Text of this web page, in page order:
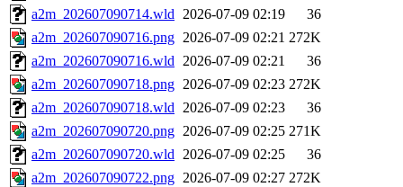
a2m_202607090714.wld 2026-07-09 02:19
36
a2m_202607090716.png 2026-07-09 02:21 272K
a2m_202607090716.wld 2026-07-09 02:21
36
a2m_202607090718.png 2026-07-09 02:23 272K
a2m_202607090718.wld 2026-07-09 02:23
36
a2m_202607090720.png 2026-07-09 02:25 271K
a2m_202607090720.wld 2026-07-09 02:25
36
a2m_202607090722.png 2026-07-09 02:27 272K